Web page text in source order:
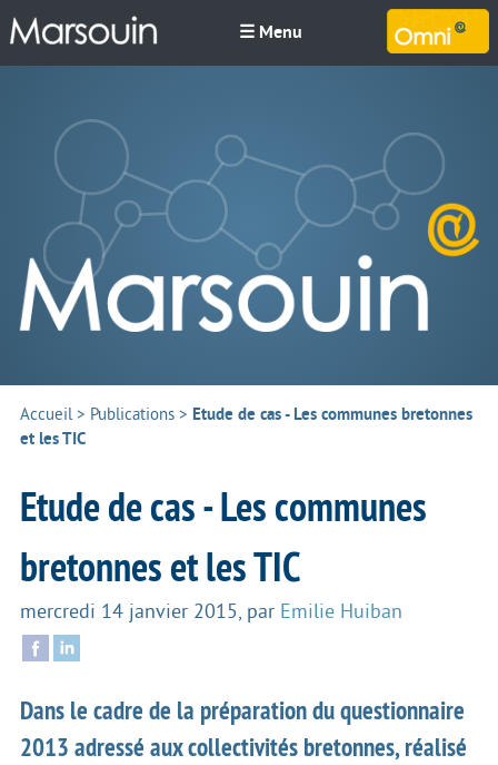
☰ Menu
Accueil> Publications > Etude de cas - Les communes bretonnes
et les TIC
Etude de cas - Les communes
bretonnes et les TIC
mercredi 14 janvier 2015, par Emilie Huiban
Dans le cadre de la préparation du questionnaire
2013 adressé aux collectivités bretonnes, réalisé